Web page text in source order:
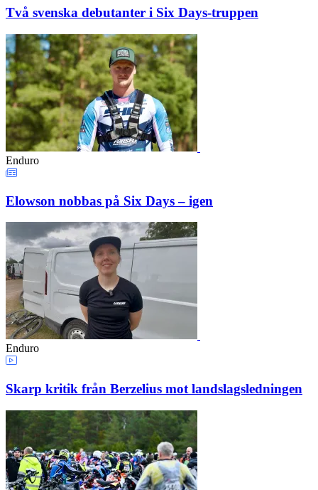
Två svenska debutanter i Six Days-truppen
Enduro
Elowson nobbas på Six Days – igen
Enduro
Skarp kritik från Berzelius mot landslagsledningen